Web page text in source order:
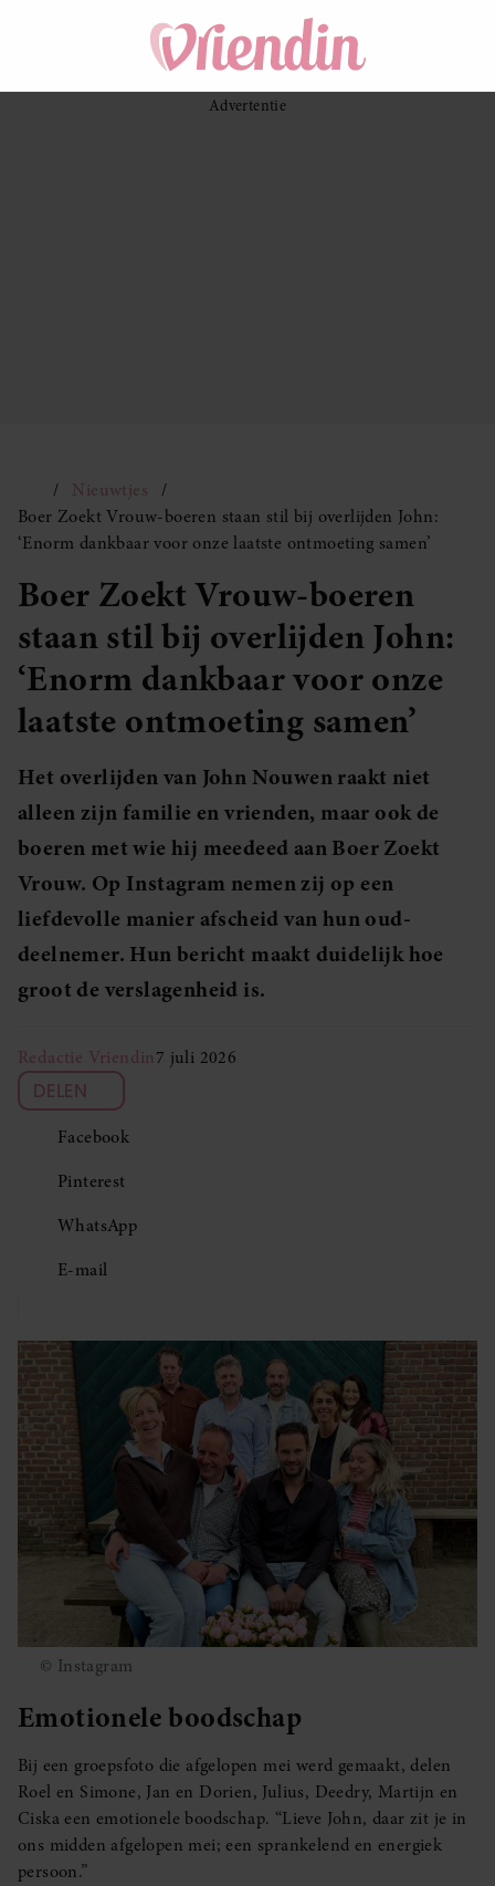
Nieuwtjes
Boer Zoekt Vrouw-boeren staan stil bij overlijden John:
‘Enorm dankbaar voor onze laatste ontmoeting samen’
Boer Zoekt Vrouw-boeren
staan stil bij overlijden John:
‘Enorm dankbaar voor onze
laatste ontmoeting samen’
Het overlijden van John Nouwen raakt niet
alleen zijn familie en vrienden, maar ook de
boeren met wie hij meedeed aan Boer Zoekt
Vrouw. Op Instagram nemen zij op een
liefdevolle manier afscheid van hun oud-
deelnemer. Hun bericht maakt duidelijk hoe
groot de verslagenheid is.
Redactie Vriendin7 juli 2026
DELEN
Facebook
Pinterest
WhatsApp
E-mail
© Instagram
Emotionele boodschap
Bij een groepsfoto die afgelopen mei werd gemaakt, delen
Roel en Simone, Jan en Dorien, Julius, Deedry, Martijn en
Ciska een emotionele boodschap. “Lieve John, daar zit je in
ons midden afgelopen mei; een sprankelend en energiek
persoon.”